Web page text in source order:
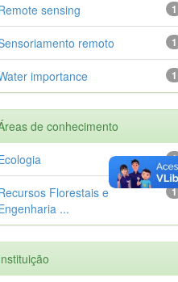
1
sensing
1
remoto
1
importance
de conhecimento
1
1
Florestais e
...